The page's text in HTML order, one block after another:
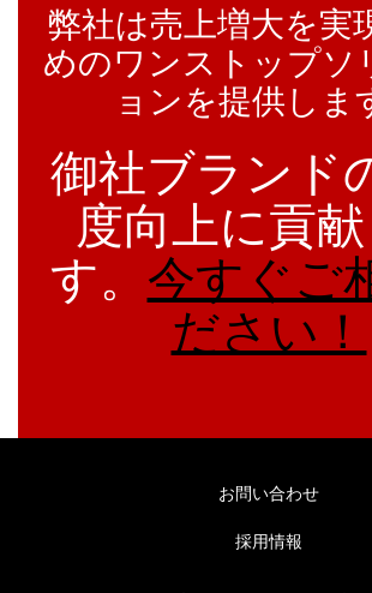
弊社は売上増大を実
めのワンストップソ
ョンを提供しま
御社ブランド
度向上に貢献
す。 今すぐご
ださい！
お問い合わせ
採用情報